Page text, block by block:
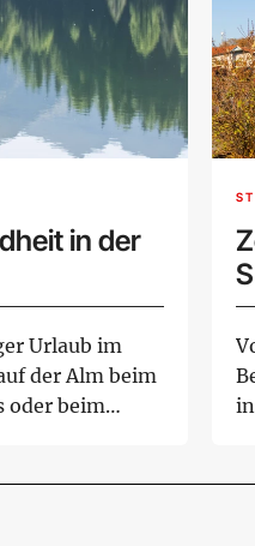
in der
Urlaub im
der Alm beim
oder beim